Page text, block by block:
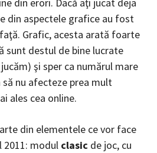
din aspectele grafice au fost
Grafic, acesta arată foarte
sunt destul de bine lucrate
şi sper ca numărul mare
să nu afecteze prea mult
ales cea online.
din elementele ce vor face
2011: modul clasic de joc, cu